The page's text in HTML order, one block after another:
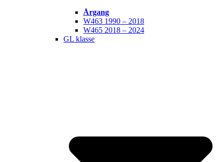
Årgang
W463 1990 – 2018
W465 2018 – 2024
GL klasse